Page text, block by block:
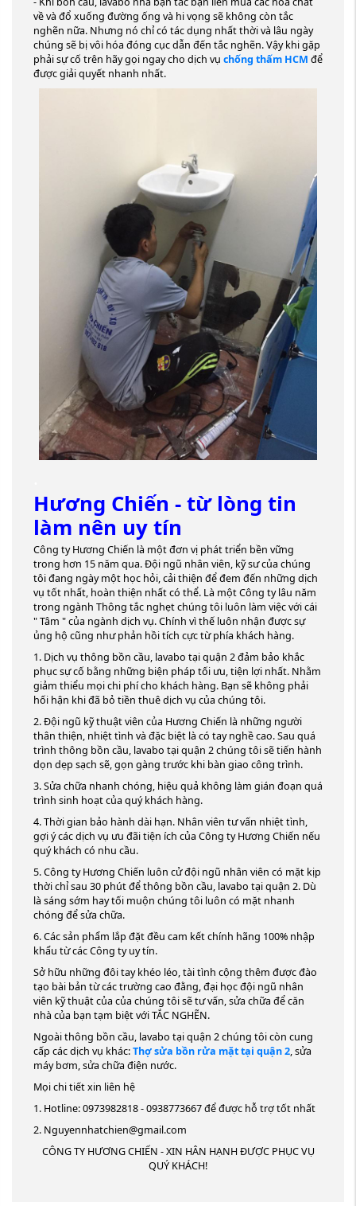
về và đổ xuống đường ống và hi vọng sẽ không còn tắc
nghẽn nữa. Nhưng nó chỉ có tác dụng nhất thời và lâu ngày
chúng sẽ bị vôi hóa đóng cục dẫn đến tắc nghẽn. Vậy khi gặp
phải sự cố trên hãy gọi ngay cho dịch vụ chống thấm HCM để
được giải quyết nhanh nhất.
Hương Chiến - từ lòng tin
làm nên uy tín
Công ty Hương Chiến là một đơn vị phát triển bền vững
trong hơn 15 năm qua. Đội ngũ nhân viên, kỹ sư của chúng
tôi đang ngày một học hỏi, cải thiện để đem đến những dịch
vụ tốt nhất, hoàn thiện nhất có thể. Là một Công ty lâu năm
trong ngành Thông tắc nghẹt chúng tôi luôn làm việc với cái
" Tâm " của ngành dịch vụ. Chính vì thế luôn nhận được sự
ủng hộ cũng như phản hồi tích cực từ phía khách hàng.
1. Dịch vụ thông bồn cầu, lavabo tại quận 2 đảm bảo khắc
phục sự cố bằng những biện pháp tối ưu, tiện lợi nhất. Nhằm
giảm thiểu mọi chi phí cho khách hàng. Bạn sẽ không phải
hối hận khi đã bỏ tiền thuê dịch vụ của chúng tôi.
2. Đội ngũ kỹ thuật viên của Hương Chiến là những người
thân thiện, nhiệt tình và đặc biệt là có tay nghề cao. Sau quá
trình thông bồn cầu, lavabo tại quận 2 chúng tôi sẽ tiến hành
dọn dẹp sạch sẽ, gọn gàng trước khi bàn giao công trình.
3. Sửa chữa nhanh chóng, hiệu quả không làm gián đoạn quá
trình sinh hoạt của quý khách hàng.
4. Thời gian bảo hành dài hạn. Nhân viên tư vấn nhiệt tình,
gợi ý các dịch vụ ưu đãi tiện ích của Công ty Hương Chiến nếu
quý khách có nhu cầu.
5. Công ty Hương Chiến luôn cử đội ngũ nhân viên có mặt kịp
thời chỉ sau 30 phút để thông bồn cầu, lavabo tại quận 2. Dù
là sáng sớm hay tối muộn chúng tôi luôn có mặt nhanh
chóng để sửa chữa.
6. Các sản phẩm lắp đặt đều cam kết chính hãng 100% nhập
khẩu từ các Công ty uy tín.
Sở hữu những đôi tay khéo léo, tài tình cộng thêm được đào
tạo bài bản từ các trường cao đằng, đại học đội ngũ nhân
viên kỹ thuật của của chúng tôi sẽ tư vấn, sửa chữa để căn
nhà của bạn tạm biệt với TẮC NGHẼN.
Ngoài thông bồn cầu, lavabo tại quận 2 chúng tôi còn cung
cấp các dịch vụ khác:Thợ sửa bồn rửa mặt tại quận 2, sửa
máy bơm, sửa chữa điện nước.
Mọi chi tiết xin liên hệ
1. Hotline: 0973982818 - 0938773667 để được hỗ trợ tốt nhất
2. Nguyennhatchien@gmail.com
CÔNG TY HƯƠNG CHIẾN - XIN HÂN HẠNH ĐƯỢC PHỤC VỤ
QUÝ KHÁCH!